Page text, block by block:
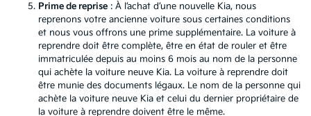
Prime de reprise : À l’achat d’une nouvelle Kia, nous
reprenons votre ancienne voiture sous certaines conditions
et nous vous offrons une prime supplémentaire. La voiture à
reprendre doit être complète, être en état de rouler et être
immatriculée depuis au moins 6 mois au nom de la personne
qui achète la voiture neuve Kia. La voiture à reprendre doit
être munie des documents légaux. Le nom de la personne qui
achète la voiture neuve Kia et celui du dernier propriétaire de
la voiture à reprendre doivent être le même.